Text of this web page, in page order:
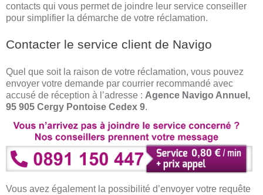
contacts qui vous permet de joindre leur service conseiller
pour simplifier la démarche de votre réclamation.
Contacter le service client de Navigo
Quel que soit la raison de votre réclamation, vous pouvez
envoyer votre demande par courrier recommandé avec
accusé de réception à l’adresse : Agence Navigo Annuel,
95 905 Cergy Pontoise Cedex 9.
Vous avez également la possibilité d’envoyer votre requête